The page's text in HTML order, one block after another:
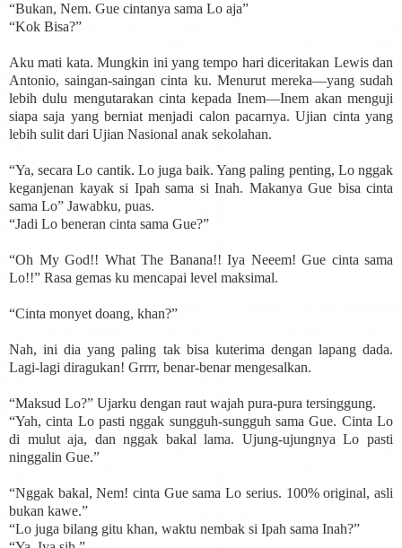
“Bukan, Nem. Gue cintanya sama Lo aja”
“Kok Bisa?”
Aku mati kata. Mungkin ini yang tempo hari diceritakan Lewis dan
Antonio, saingan-saingan cinta ku. Menurut mereka—yang sudah
lebih dulu mengutarakan cinta kepada Inem—Inem akan menguji
siapa saja yang berniat menjadi calon pacarnya. Ujian cinta yang
lebih sulit dari Ujian Nasional anak sekolahan.
“Ya, secara Lo cantik. Lo juga baik. Yang paling penting, Lo nggak
keganjenan kayak si Ipah sama si Inah. Makanya Gue bisa cinta
sama Lo” Jawabku, puas.
“Jadi Lo beneran cinta sama Gue?”
“Oh My God!! What The Banana!! Iya Neeem! Gue cinta sama
Lo!!” Rasa gemas ku mencapai level maksimal.
“Cinta monyet doang, khan?”
Nah, ini dia yang paling tak bisa kuterima dengan lapang dada.
Lagi-lagi diragukan! Grrrr, benar-benar mengesalkan.
“Maksud Lo?” Ujarku dengan raut wajah pura-pura tersinggung.
“Yah, cinta Lo pasti nggak sungguh-sungguh sama Gue. Cinta Lo
di mulut aja, dan nggak bakal lama. Ujung-ujungnya Lo pasti
ninggalin Gue.”
“Nggak bakal, Nem! cinta Gue sama Lo serius. 100% original, asli
bukan kawe.”
“Lo juga bilang gitu khan, waktu nembak si Ipah sama Inah?”